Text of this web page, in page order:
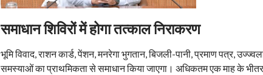
समाधान शिविरों में होगा तत्काल निराकरण
भूमि विवाद, राशन कार्ड, पेंशन, मनरेगा भुगतान, बिजली-पानी, प्रमाण पत्र,
समस्याओं का प्राथमिकता से समाधान किया जाएगा। अधिकतम एक माह के